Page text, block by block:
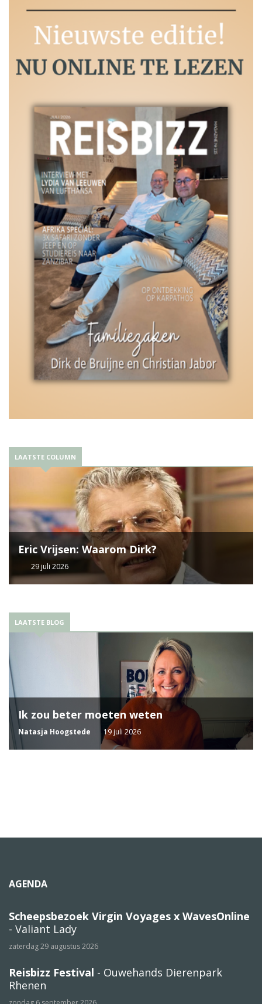
LAATSTE COLUMN
Eric Vrijsen: Waarom Dirk?
29 juli 2026
LAATSTE BLOG
Ik zou beter moeten weten
Natasja Hoogstede 19 juli 2026
AGENDA
Scheepsbezoek Virgin Voyages x WavesOnline
- Valiant Lady
zaterdag 29 augustus 2026
Reisbizz Festival - Ouwehands Dierenpark
Rhenen